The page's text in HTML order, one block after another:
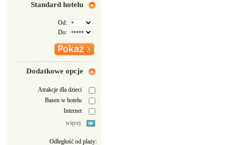
Standard hotelu
Od:
Do:
Dodatkowe opcje
Atrakcje dla dzieci
Basen w hotelu
Internet
więcej
Odległość od plaży: